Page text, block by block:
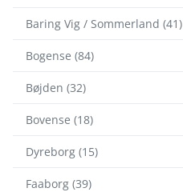
Baring Vig / Sommerland (41)
Bogense (84)
Bøjden (32)
Bovense (18)
Dyreborg (15)
Faaborg (39)